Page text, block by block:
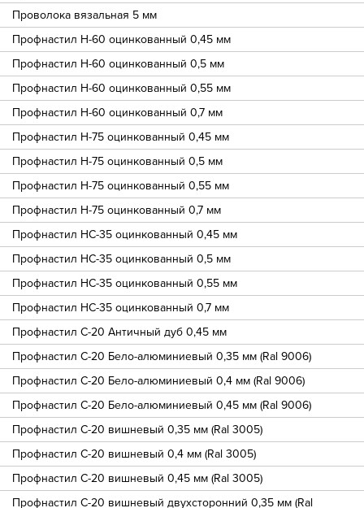
Проволока вязальная 5 мм
Профнастил Н-60 оцинкованный 0,45 мм
Профнастил Н-60 оцинкованный 0,5 мм
Профнастил Н-60 оцинкованный 0,55 мм
Профнастил Н-60 оцинкованный 0,7 мм
Профнастил Н-75 оцинкованный 0,45 мм
Профнастил Н-75 оцинкованный 0,5 мм
Профнастил Н-75 оцинкованный 0,55 мм
Профнастил Н-75 оцинкованный 0,7 мм
Профнастил НС-35 оцинкованный 0,45 мм
Профнастил НС-35 оцинкованный 0,5 мм
Профнастил НС-35 оцинкованный 0,55 мм
Профнастил НС-35 оцинкованный 0,7 мм
Профнастил С-20 Античный дуб 0,45 мм
Профнастил С-20 Бело-алюминиевый 0,35 мм (Ral 9006)
Профнастил С-20 Бело-алюминиевый 0,4 мм (Ral 9006)
Профнастил С-20 Бело-алюминиевый 0,45 мм (Ral 9006)
Профнастил С-20 вишневый 0,35 мм (Ral 3005)
Профнастил С-20 вишневый 0,4 мм (Ral 3005)
Профнастил С-20 вишневый 0,45 мм (Ral 3005)
Профнастил С-20 вишневый двухсторонний 0,35 мм (Ral